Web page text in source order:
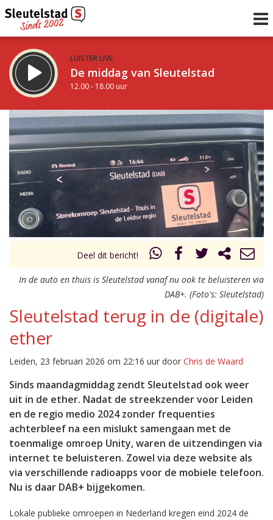
LUISTER LIVE:
De middag van Sleutelstad
12.00 - 18.00 uur
STRAKS:
De avond van Sleutelstad
18.00 - 21.00 uur
Vorig uur
uur 1 van 0 Volgend uur
Deel dit bericht!
In de auto en thuis is Sleutelstad vanaf nu ook te beluisteren via
DAB+. (Foto's: Sleutelstad)
Sleutelstad terug in de (digitale)
ether
Leiden, 23 februari 2026 om 22:16 uur door Chris de Waard
Sinds maandagmiddag zendt Sleutelstad ook weer
uit in de ether. Nadat de streekzender voor Leiden
en de regio medio 2024 zonder frequenties
achterbleef na een mislukt samengaan met de
toenmalige omroep Unity, waren de uitzendingen via
internet te beluisteren. Zowel via deze website als
via verschillende radioapps voor de mobiele telefoon.
Nu is daar DAB+ bijgekomen.
Lokale publieke omroepen in Nederland kregen eind 2024 de